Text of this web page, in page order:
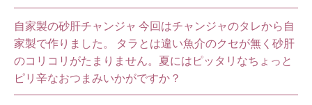
自家製の砂肝チャンジャ 今回はチャンジャのタレから自
家製で作りました。 タラとは違い魚介のクセが無く砂肝
のコリコリがたまりません。夏にはピッタリなちょっと
ピリ辛なおつまみいかがですか？